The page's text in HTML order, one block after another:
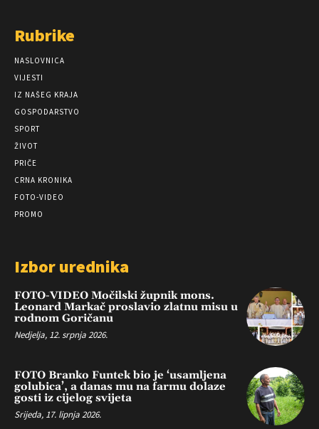
Rubrike
NASLOVNICA
VIJESTI
IZ NAŠEG KRAJA
GOSPODARSTVO
SPORT
ŽIVOT
PRIČE
CRNA KRONIKA
FOTO-VIDEO
PROMO
Izbor urednika
FOTO-VIDEO Močilski župnik mons.
Leonard Markač proslavio zlatnu misu u
rodnom Goričanu
Nedjelja, 12. srpnja 2026.
FOTO Branko Funtek bio je ‘usamljena
golubica’, a danas mu na farmu dolaze
gosti iz cijelog svijeta
Srijeda, 17. lipnja 2026.